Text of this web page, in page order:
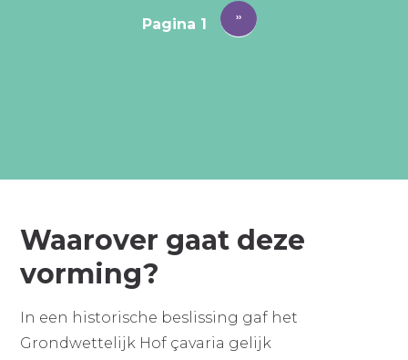
Pagina 1 Volgende
››
Waarover gaat deze
vorming?
In een historische beslissing gaf het
Grondwettelijk Hof çavaria gelijk